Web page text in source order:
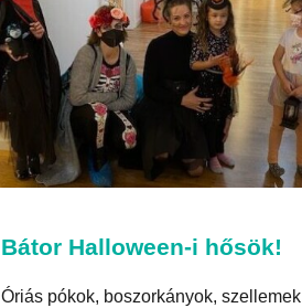
Bátor Halloween-i hősök!
Óriás pókok, boszorkányok, szellemek